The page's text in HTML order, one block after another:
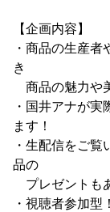
【企画内容】
・商品の生産
き
商品の魅力や
・国井アナが実
ます！
・生配信をご
品の
プレゼントも
・視聴者参加型！